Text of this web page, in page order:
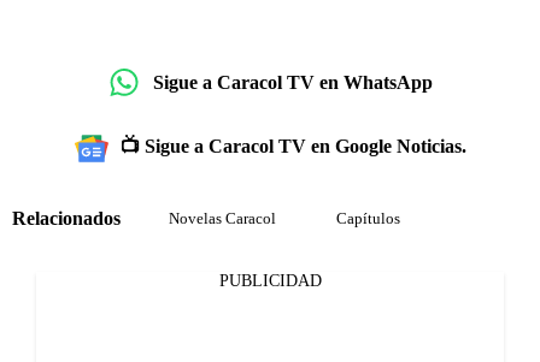
Sigue a Caracol TV en WhatsApp
📺 Sigue a Caracol TV en Google Noticias.
Relacionados Novelas Caracol Capítulos
PUBLICIDAD